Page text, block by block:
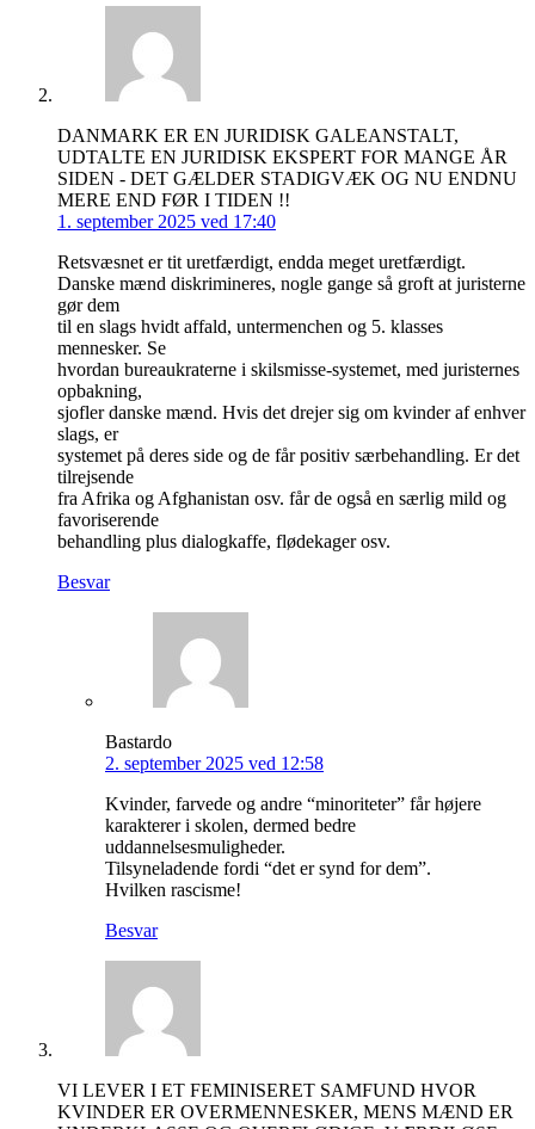
DANMARK ER EN JURIDISK GALEANSTALT,
UDTALTE EN JURIDISK EKSPERT FOR MANGE ÅR
SIDEN - DET GÆLDER STADIGVÆK OG NU ENDNU
MERE END FØR I TIDEN !!
1. september 2025 ved 17:40
Retsvæsnet er tit uretfærdigt, endda meget uretfærdigt.
Danske mænd diskrimineres, nogle gange så groft at juristerne
gør dem
til en slags hvidt affald, untermenchen og 5. klasses
mennesker. Se
hvordan bureaukraterne i skilsmisse-systemet, med juristernes
opbakning,
sjofler danske mænd. Hvis det drejer sig om kvinder af enhver
slags, er
systemet på deres side og de får positiv særbehandling. Er det
tilrejsende
fra Afrika og Afghanistan osv. får de også en særlig mild og
favoriserende
behandling plus dialogkaffe, flødekager osv.
Besvar
Bastardo
2. september 2025 ved 12:58
Kvinder, farvede og andre “minoriteter” får højere
karakterer i skolen, dermed bedre
uddannelsesmuligheder.
Tilsyneladende fordi “det er synd for dem”.
Hvilken rascisme!
Besvar
VI LEVER I ET FEMINISERET SAMFUND HVOR
KVINDER ER OVERMENNESKER, MENS MÆND ER